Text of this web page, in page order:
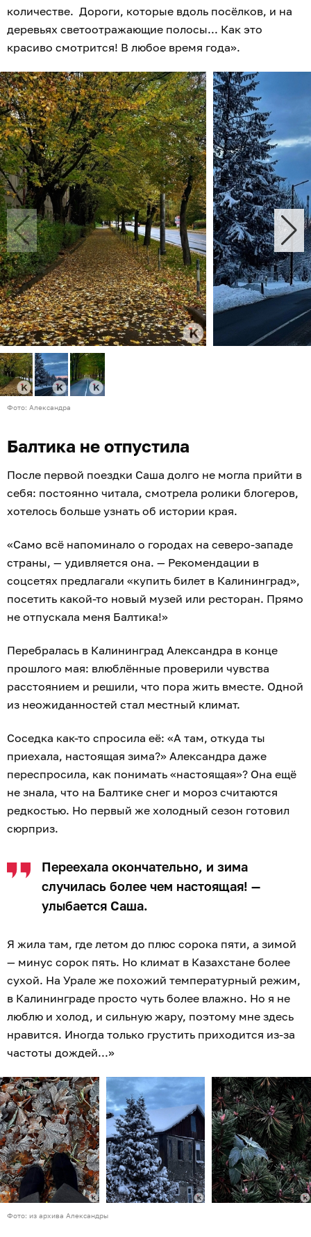
количестве. Дороги, которые вдоль посёлков, и на
деревьях светоотражающие полосы... Как это
красиво смотрится! В любое время года».
Фото: Александра
Балтика не отпустила
После первой поездки Саша долго не могла прийти в
себя: постоянно читала, смотрела ролики блогеров,
хотелось больше узнать об истории края.
«Само всё напоминало о городах на северо-западе
страны, — удивляется она. — Рекомендации в
соцсетях предлагали «купить билет в Калининград»,
посетить какой-то новый музей или ресторан. Прямо
не отпускала меня Балтика!»
Перебралась в Калининград Александра в конце
прошлого мая: влюблённые проверили чувства
расстоянием и решили, что пора жить вместе. Одной
из неожиданностей стал местный климат.
Соседка как-то спросила её: «А там, откуда ты
приехала, настоящая зима?» Александра даже
переспросила, как понимать «настоящая»? Она ещё
не знала, что на Балтике снег и мороз считаются
редкостью. Но первый же холодный сезон готовил
сюрприз.
Переехала окончательно, и зима
случилась более чем настоящая! —
улыбается Саша.
Я жила там, где летом до плюс сорока пяти, а зимой
— минус сорок пять. Но климат в Казахстане более
сухой. На Урале же похожий температурный режим,
в Калининграде просто чуть более влажно. Но я не
люблю и холод, и сильную жару, поэтому мне здесь
нравится. Иногда только грустить приходится из-за
частоты дождей...»
Фото: из архива Александры